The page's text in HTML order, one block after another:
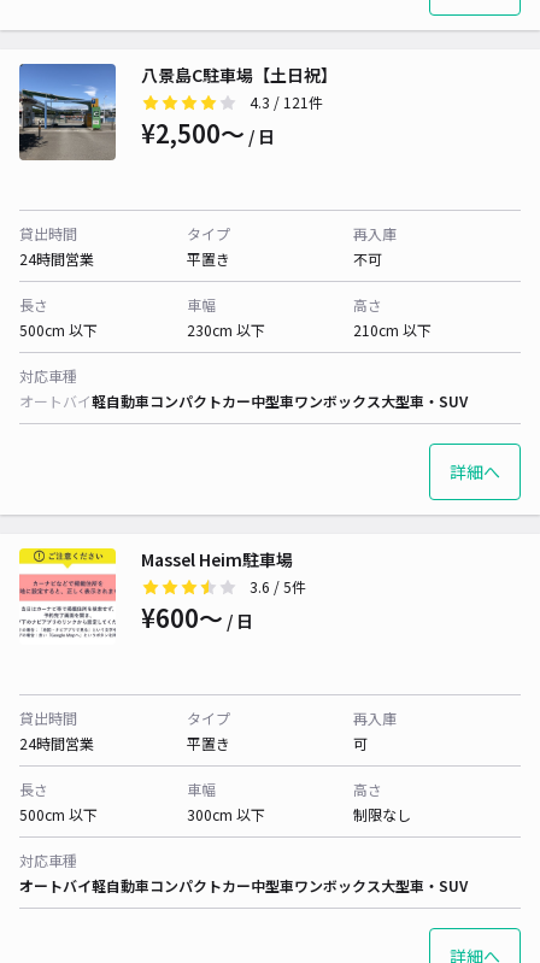
八景島C駐車場【土日祝】
4.3 / 121件
¥2,500〜 / 日
貸出時間
24時間営業
タイプ
平置き
再入庫
不可
長さ
500cm 以下
車幅
230cm 以下
高さ
210cm 以下
対応車種
オートバイ軽自動車コンパクトカー中型車ワンボックス大型車・SUV
詳細へ
Massel Heim駐車場
3.6 / 5件
¥600〜 / 日
貸出時間
24時間営業
タイプ
平置き
再入庫
可
長さ
500cm 以下
車幅
300cm 以下
高さ
制限なし
対応車種
オートバイ軽自動車コンパクトカー中型車ワンボックス大型車・SUV
詳細へ